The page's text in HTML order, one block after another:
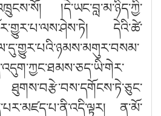
།དེ་ཡང་བླ་མ་ཉིད་ཀྱི་
དེའི་ཚེ་
ཐུགས་བརྩེ་བས་དགོངས་ཏེ་ཅུང་
ན་མོ་